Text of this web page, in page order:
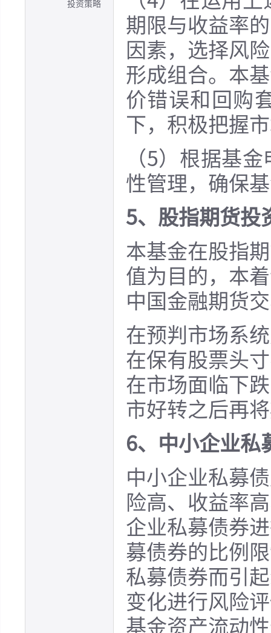
投资策略
期限与收益率
因素，选择风
形成组合。本
价错误和回购
下，积极把握
（5）根据基
性管理，确保
5、股指期货投
本基金在股指
值为目的，本
中国金融期货
在预判市场系
在保有股票头
在市场面临下
市好转之后再
6、中小企业私
中小企业私募
险高、收益率
企业私募债券
募债券的比例
私募债券而引
变化进行风险
基金资产流动